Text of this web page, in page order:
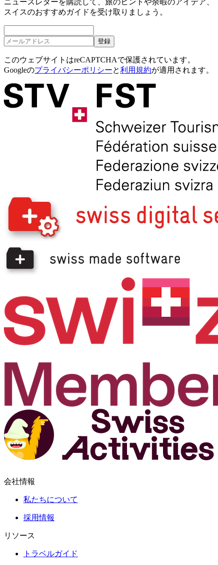
ニュースレターを購読して、旅のヒントや余暇のアイデア、
スイスのおすすめガイドを受け取りましょう。
登録
このウェブサイトはreCAPTCHAで保護されています。
Googleのプライバシーポリシーと利用規約が適用されます。
会社情報
私たちについて
採用情報
リソース
トラベルガイド